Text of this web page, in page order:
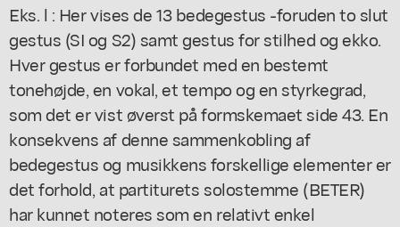
Eks. l : Her vises de 13 bedegestus -foruden to slut
gestus (SI og S2) samt gestus for stilhed og ekko.
Hver gestus er forbundet med en bestemt
tonehøjde, en vokal, et tempo og en styrkegrad,
som det er vist øverst på formskemaet side 43. En
konsekvens af denne sammenkobling af
bedegestus og musikkens forskellige elementer er
det forhold, at partiturets solostemme (BETER)
har kunnet noteres som en relativt enkel